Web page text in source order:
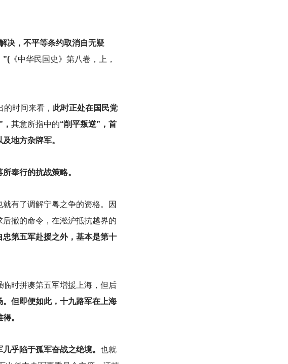
决，不平等条约取消自无疑
”( 《中华民国史》第八卷，上，
的时间来看， 此时正处在国民党
其意所指中的“削平叛逆”，首
地方杂牌军。
奉行的抗战策略。
有了调解宁粤之争的资格。因
撤的命令，在淞沪抵抗越界的
第五军赴援之外，基本是第十
时拼凑第五军增援上海，但后
但即便如此，十九路军在上海
。
乎陷于孤军奋战之绝境。 也就